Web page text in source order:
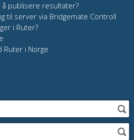
publisere resultater?
til server via Bridgemate Controll
i Ruter?
Ruter i Norge